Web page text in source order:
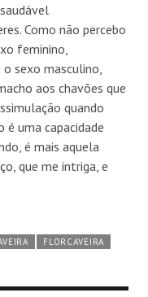
Como não percebo
feminino,
sexo masculino,
aos chavões que
quando
é uma capacidade
é mais aquela
que me intriga, e
FLORCAVEIRA